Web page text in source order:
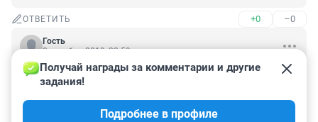
ОТВЕТИТЬ +0 –0
Гость
8 октября 2019, 20:59
А что, ретрансляторы сотовой связи на них, как на
тараканов, не действуют?
Может с распространением 5G они передохнут?
Получай награды за комментарии и другие
задания!
Подробнее в профиле